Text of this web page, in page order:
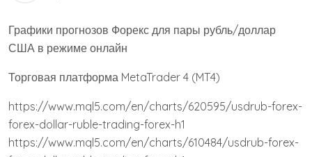
Графики прогнозов Форекс для пары рубль/доллар
США в режиме онлайн
Торговая платформа MetaTrader 4 (MT4)
https://www.mql5.com/en/charts/620595/usdrub-forex-
forex-dollar-ruble-trading-forex-h1
https://www.mql5.com/en/charts/610484/usdrub-forex-